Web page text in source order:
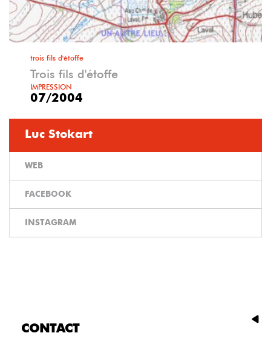
trois fils d'étoffe
Trois fils d'étoffe
IMPRESSION
07/2004
Luc Stokart
WEB
FACEBOOK
INSTAGRAM
CONTACT